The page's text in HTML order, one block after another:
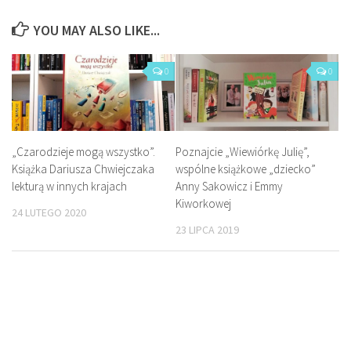
YOU MAY ALSO LIKE...
0
„Czarodzieje mogą wszystko”.
Książka Dariusza Chwiejczaka
lekturą w innych krajach
24 LUTEGO 2020
0
Poznajcie „Wiewiórkę Julię”,
wspólne książkowe „dziecko”
Anny Sakowicz i Emmy
Kiworkowej
23 LIPCA 2019